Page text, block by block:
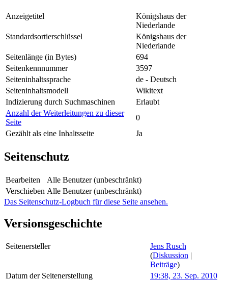
Anzeigetitel
Königshaus der
Niederlande
Standardsortierschlüssel
Königshaus der
Niederlande
Seitenlänge (in Bytes)
694
Seitenkennnummer
3597
Seiteninhaltssprache
de - Deutsch
Seiteninhaltsmodell
Wikitext
Indizierung durch Suchmaschinen
Erlaubt
Anzahl der Weiterleitungen zu dieser
Seite
0
Gezählt als eine Inhaltsseite
Ja
Seitenschutz
Bearbeiten
Alle Benutzer (unbeschränkt)
Verschieben Alle Benutzer (unbeschränkt)
Das Seitenschutz-Logbuch für diese Seite ansehen.
Versionsgeschichte
Seitenersteller
Jens Rusch
(Diskussion
Beiträge)
Datum der Seitenerstellung
19:38, 23. Sep. 2010